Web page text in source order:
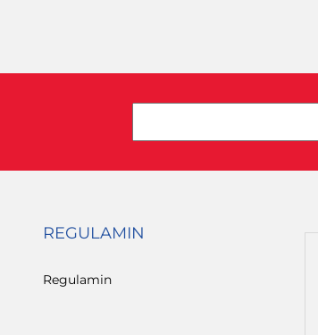
REGULAMIN
Regulamin